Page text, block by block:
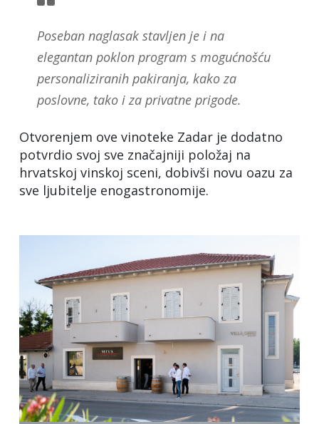
Poseban naglasak stavljen je i na
elegantan poklon program s mogućnošću
personaliziranih pakiranja, kako za
poslovne, tako i za privatne prigode.
Otvorenjem ove vinoteke Zadar je dodatno
potvrdio svoj sve značajniji položaj na
hrvatskoj vinskoj sceni, dobivši novu oazu za
sve ljubitelje enogastronomije.